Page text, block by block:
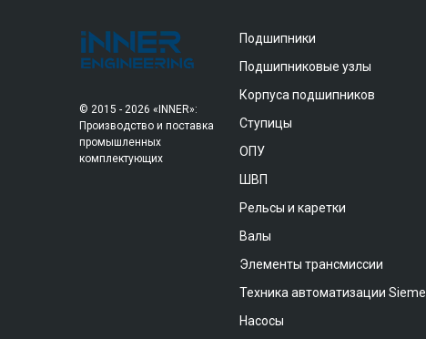
© 2015 - 2026 «INNER»:
Производство и поставка
промышленных
комплектующих
Подшипники
Подшипниковые узлы
Корпуса подшипников
Ступицы
ОПУ
ШВП
Рельсы и каретки
Валы
Элементы трансмиссии
Техника автоматизации
Насосы